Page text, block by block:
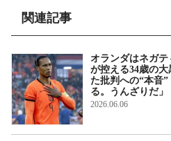
関連記事
オランダはネガ
が控える34歳の
た批判への“本音
る。うんざりだ」
2026.06.06